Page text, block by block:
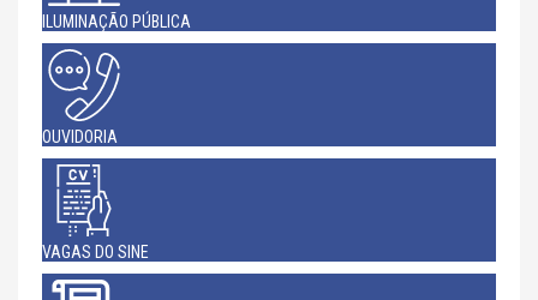
ILUMINAÇÃO PÚBLICA
OUVIDORIA
VAGAS DO SINE